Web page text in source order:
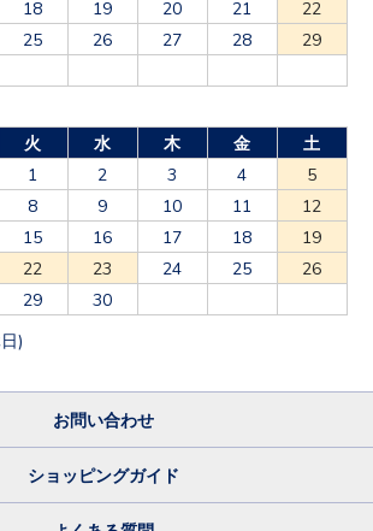
25 26 27 28
29
火 水 木 金
土
1
2 3 4
5
8 9 10 11
12
15 16 17 18
19
22 23 24 25
26
29 30